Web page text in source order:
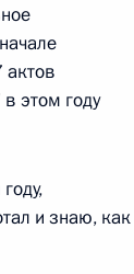
этом году
и знаю, как